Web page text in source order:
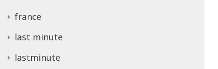
france
last minute
lastminute